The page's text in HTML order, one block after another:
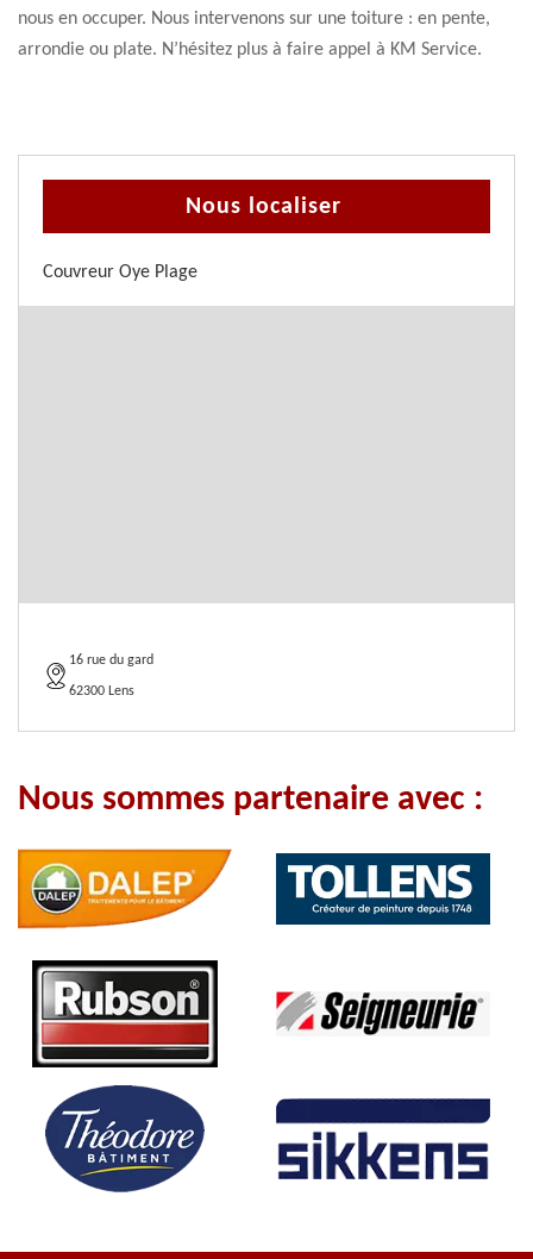
nous en occuper. Nous intervenons sur une toiture : en pente,
arrondie ou plate. N’hésitez plus à faire appel à KM Service.
Nous localiser
Couvreur Oye Plage
16 rue du gard
62300 Lens
Nous sommes partenaire avec :